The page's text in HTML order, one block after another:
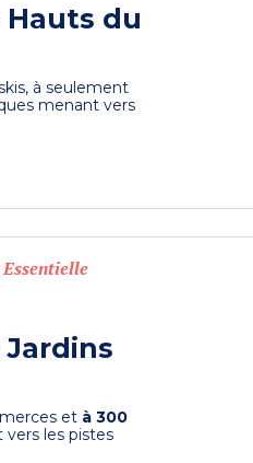
Hauts du
à seulement
menant vers
Jardins
et à 300
les pistes